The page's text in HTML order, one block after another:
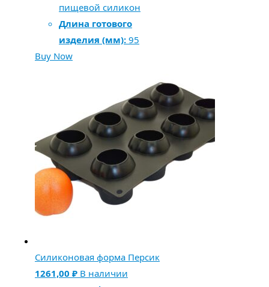
пищевой силикон
Длина готового
изделия (мм): 95
Buy Now
Силиконовая форма Персик
1261,00 ₽ В наличии